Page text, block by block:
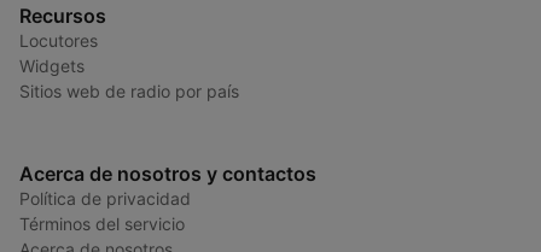
Recursos
Locutores
Widgets
Sitios web de radio por país
Acerca de nosotros y contactos
Política de privacidad
Términos del servicio